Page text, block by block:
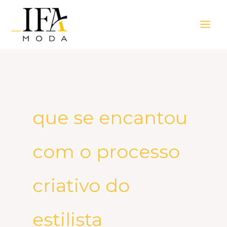
Menu
que se encantou
com o processo
criativo do
estilista